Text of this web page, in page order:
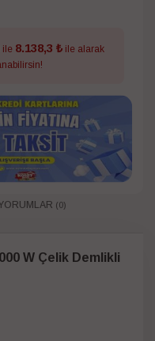
ile 8.138,3 ₺ile alarak
(0)
W Çelik Demlikli